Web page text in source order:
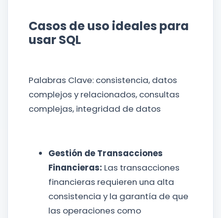
Casos de uso ideales para
usar SQL
Palabras Clave: consistencia, datos
complejos y relacionados, consultas
complejas, integridad de datos
Gestión de Transacciones
Financieras: Las transacciones
financieras requieren una alta
consistencia y la garantía de que
las operaciones como